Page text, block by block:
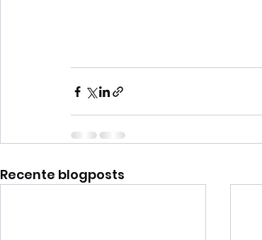
Recente blogposts